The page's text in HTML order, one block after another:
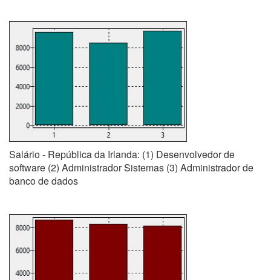
Salário - República da Irlanda: (1) Desenvolvedor de
software (2) Administrador Sistemas (3) Administrador de
banco de dados